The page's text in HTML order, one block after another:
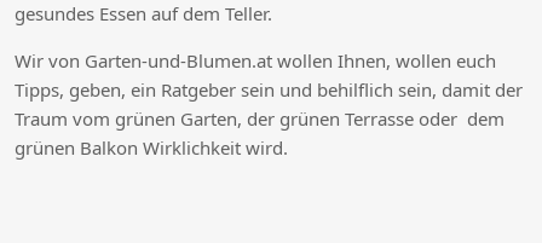
gesundes Essen auf dem Teller.
Wir von Garten-und-Blumen.at wollen Ihnen, wollen euch
Tipps, geben, ein Ratgeber sein und behilflich sein, damit der
Traum vom grünen Garten, der grünen Terrasse oder dem
grünen Balkon Wirklichkeit wird.